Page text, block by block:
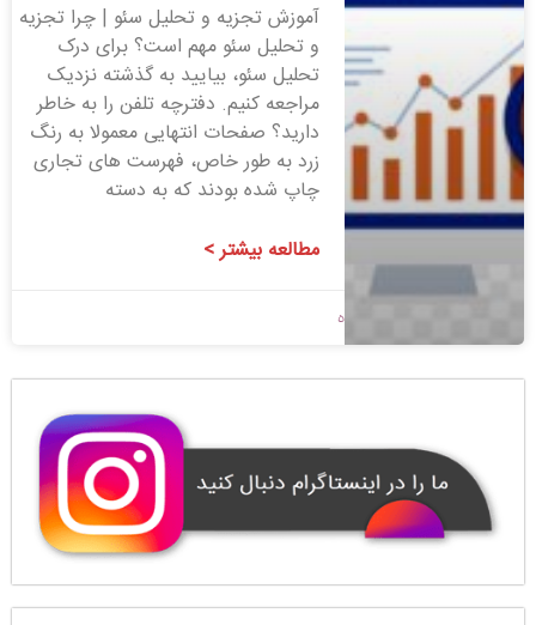
آموزش تجزیه و تحلیل سئو | چرا تجزیه
و تحلیل سئو مهم است؟ برای درک
تحلیل سئو، بیایید به گذشته نزدیک
مراجعه کنیم. دفترچه تلفن را به خاطر
دارید؟ صفحات انتهایی معمولا به رنگ
زرد به طور خاص، فهرست های تجاری
چاپ شده بودند که به دسته
مطالعه بیشتر >
بدون دیدگاه